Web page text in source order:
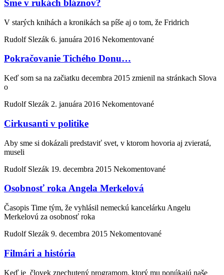
Sme v rukách bláznov?
V starých knihách a kronikách sa píše aj o tom, že Fridrich
Rudolf Slezák 6. januára 2016 Nekomentované
Pokračovanie Tichého Donu…
Keď som sa na začiatku decembra 2015 zmienil na stránkach Slova
o
Rudolf Slezák 2. januára 2016 Nekomentované
Cirkusanti v politike
Aby sme si dokázali predstaviť svet, v ktorom hovoria aj zvieratá,
museli
Rudolf Slezák 19. decembra 2015 Nekomentované
Osobnosť roka Angela Merkelová
Časopis Time tým, že vyhlásil nemeckú kancelárku Angelu
Merkelovú za osobnosť roka
Rudolf Slezák 9. decembra 2015 Nekomentované
Filmári a história
Keď je človek znechutený programom, ktorý mu ponúkajú naše